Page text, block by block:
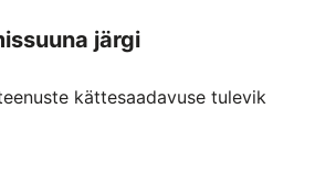
järgi
kättesaadavuse tulevik